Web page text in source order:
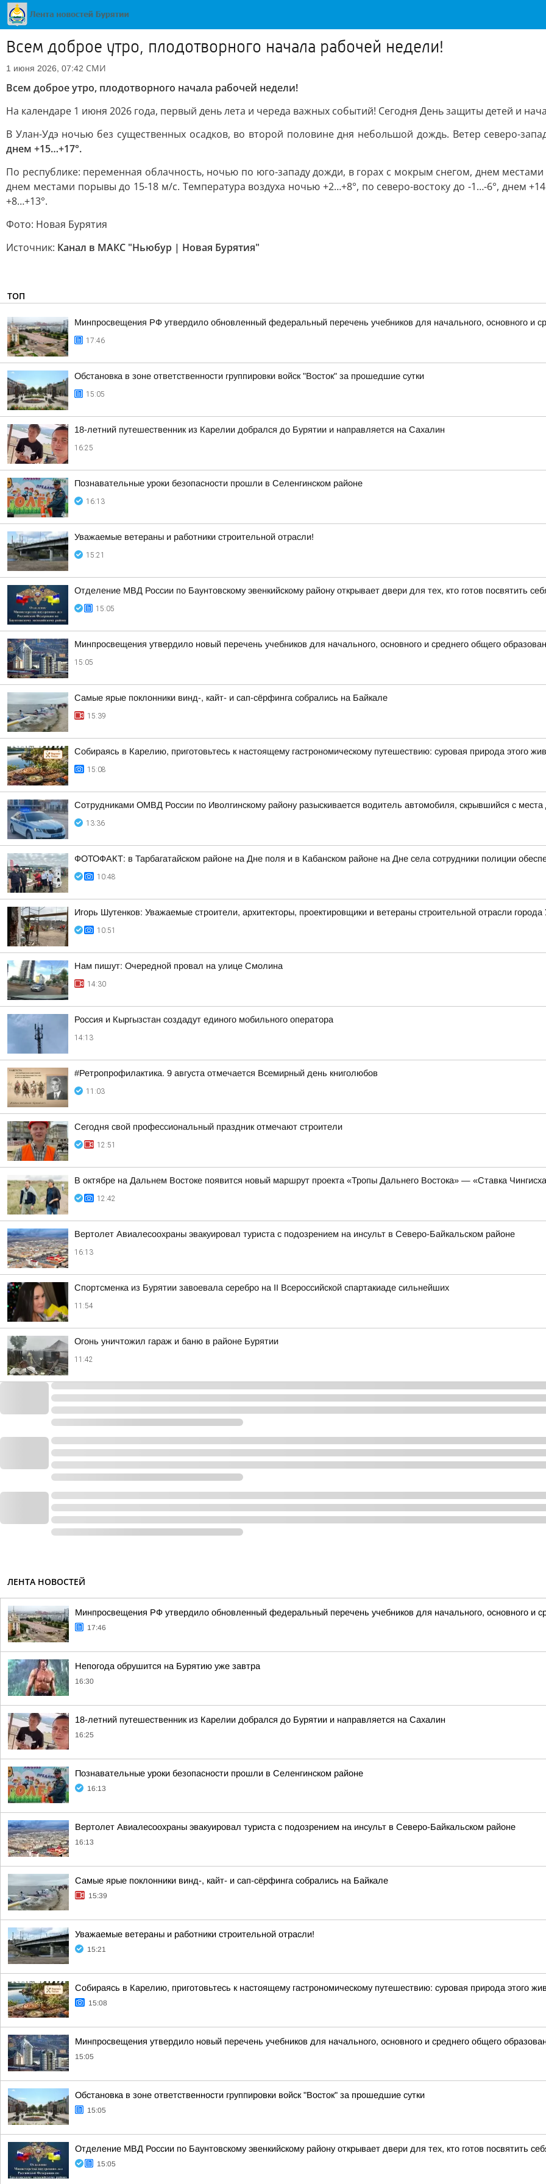
Всем доброе утро, плодотворного начала рабочей недели!
1 июня 2026, 07:42 СМИ
Всем доброе утро, плодотворного начала рабочей недели!
На календаре 1 июня 2026 года, первый день лета и череда важных событий! Сегодня День защиты детей и
В Улан-Удэ ночью без существенных осадков, во второй половине дня небольшой дождь. Ветер северо-
днем +15…+17°.
По республике: переменная облачность, ночью по юго-западу дожди, в горах с мокрым снегом, днем
днем местами порывы до 15-18 м/с. Температура воздуха ночью +2…+8°, по северо-востоку до -1…-6°, днем
+8…+13°.
Фото: Новая Бурятия
Источник: Канал в МАКС "Ньюбур | Новая Бурятия"
ТОП
Минпросвещения РФ утвердило обновленный федеральный перечень учебников для начального, основного и
17:46
Обстановка в зоне ответственности группировки войск "Восток" за прошедшие сутки
15:05
18-летний путешественник из Карелии добрался до Бурятии и направляется на Сахалин
16:25
Познавательные уроки безопасности прошли в Селенгинском районе
16:13
Уважаемые ветераны и работники строительной отрасли!
15:21
Отделение МВД России по Баунтовскому эвенкийскому району открывает двери для тех, кто готов посвятить
15:05
Минпросвещения утвердило новый перечень учебников для начального, основного и среднего общего
15:05
Самые ярые поклонники винд-, кайт- и сап-сёрфинга собрались на Байкале
15:39
Собираясь в Карелию, приготовьтесь к настоящему гастрономическому путешествию: суровая природа этого
15:08
Сотрудниками ОМВД России по Иволгинскому району разыскивается водитель автомобиля, скрывшийся с
13:36
ФОТОФАКТ: в Тарбагатайском районе на Дне поля и в Кабанском районе на Дне села сотрудники полиции
10:48
Игорь Шутенков: Уважаемые строители, архитекторы, проектировщики и ветераны строительной отрасли города
10:51
Нам пишут: Очередной провал на улице Смолина
14:30
Россия и Кыргызстан создадут единого мобильного оператора
14:13
#Ретропрофилактика. 9 августа отмечается Всемирный день книголюбов
11:03
Сегодня свой профессиональный праздник отмечают строители
12:51
В октябре на Дальнем Востоке появится новый маршрут проекта «Тропы Дальнего Востока» — «Ставка
12:42
Вертолет Авиалесоохраны эвакуировал туриста с подозрением на инсульт в Северо-Байкальском районе
16:13
Спортсменка из Бурятии завоевала серебро на II Всероссийской спартакиаде сильнейших
11:54
Огонь уничтожил гараж и баню в районе Бурятии
11:42
ЛЕНТА НОВОСТЕЙ
Минпросвещения РФ утвердило обновленный федеральный перечень учебников для начального, основного и
17:46
Непогода обрушится на Бурятию уже завтра
16:30
18-летний путешественник из Карелии добрался до Бурятии и направляется на Сахалин
16:25
Познавательные уроки безопасности прошли в Селенгинском районе
16:13
Вертолет Авиалесоохраны эвакуировал туриста с подозрением на инсульт в Северо-Байкальском районе
16:13
Самые ярые поклонники винд-, кайт- и сап-сёрфинга собрались на Байкале
15:39
Уважаемые ветераны и работники строительной отрасли!
15:21
Собираясь в Карелию, приготовьтесь к настоящему гастрономическому путешествию: суровая природа этого
15:08
Минпросвещения утвердило новый перечень учебников для начального, основного и среднего общего
15:05
Обстановка в зоне ответственности группировки войск "Восток" за прошедшие сутки
15:05
Отделение МВД России по Баунтовскому эвенкийскому району открывает двери для тех, кто готов посвятить
15:05